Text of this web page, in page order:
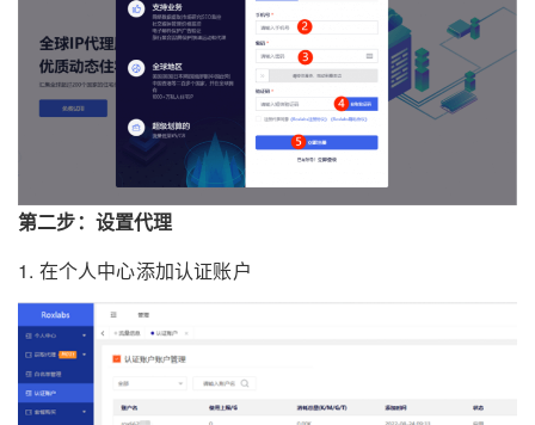
第二步：设置代理
1. 在个人中心添加认证账户